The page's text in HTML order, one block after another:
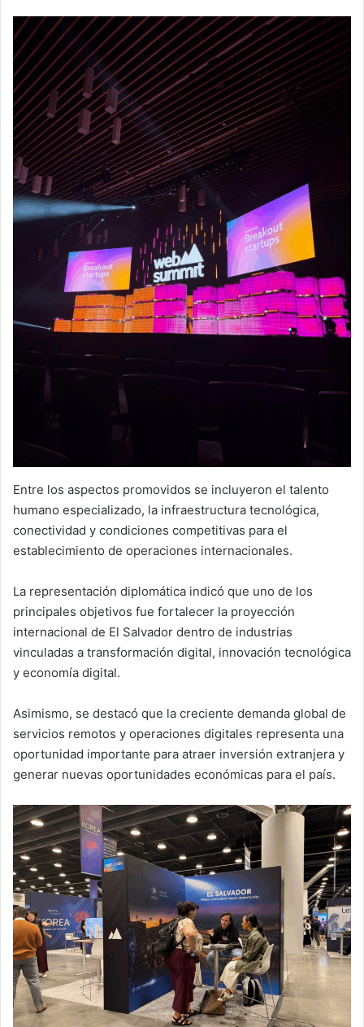
Entre los aspectos promovidos se incluyeron el talento
humano especializado, la infraestructura tecnológica,
conectividad y condiciones competitivas para el
establecimiento de operaciones internacionales.
La representación diplomática indicó que uno de los
principales objetivos fue fortalecer la proyección
internacional de El Salvador dentro de industrias
vinculadas a transformación digital, innovación tecnológica
y economía digital.
Asimismo, se destacó que la creciente demanda global de
servicios remotos y operaciones digitales representa una
oportunidad importante para atraer inversión extranjera y
generar nuevas oportunidades económicas para el país.